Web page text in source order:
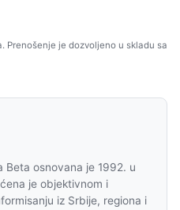
Prenošenje je dozvoljeno u skladu sa
Beta osnovana je 1992. u
je objektivnom i
iz Srbije, regiona i